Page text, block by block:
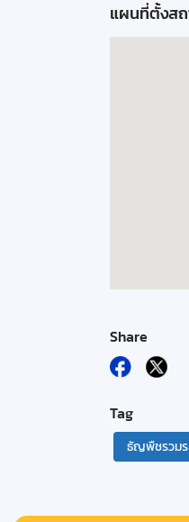
แผนที่ตั้งส
Share
Tag
ธัญพืชรวม